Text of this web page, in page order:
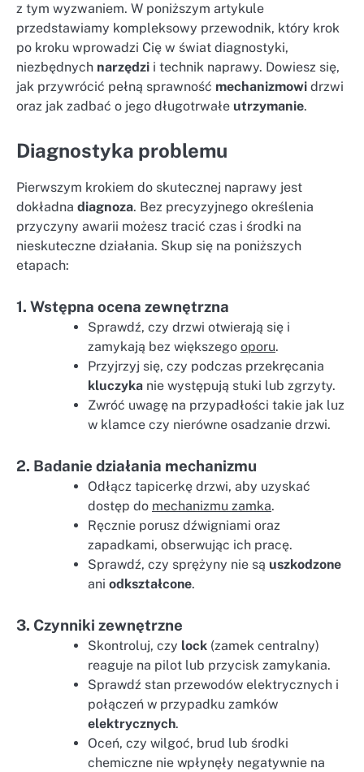
z tym wyzwaniem. W poniższym artykule
przedstawiamy kompleksowy przewodnik, który krok
po kroku wprowadzi Cię w świat diagnostyki,
niezbędnych narzędzi i technik naprawy. Dowiesz się,
jak przywrócić pełną sprawność mechanizmowi drzwi
oraz jak zadbać o jego długotrwałe utrzymanie.
Diagnostyka problemu
Pierwszym krokiem do skutecznej naprawy jest
dokładna diagnoza. Bez precyzyjnego określenia
przyczyny awarii możesz tracić czas i środki na
nieskuteczne działania. Skup się na poniższych
etapach:
1. Wstępna ocena zewnętrzna
Sprawdź, czy drzwi otwierają się i
zamykają bez większego oporu.
Przyjrzyj się, czy podczas przekręcania
kluczyka nie występują stuki lub zgrzyty.
Zwróć uwagę na przypadłości takie jak luz
w klamce czy nierówne osadzanie drzwi.
2. Badanie działania mechanizmu
Odłącz tapicerkę drzwi, aby uzyskać
dostęp do mechanizmu zamka.
Ręcznie porusz dźwigniami oraz
zapadkami, obserwując ich pracę.
Sprawdź, czy sprężyny nie są uszkodzone
ani odkształcone.
3. Czynniki zewnętrzne
Skontroluj, czy lock (zamek centralny)
reaguje na pilot lub przycisk zamykania.
Sprawdź stan przewodów elektrycznych i
połączeń w przypadku zamków
elektrycznych.
Oceń, czy wilgoć, brud lub środki
chemiczne nie wpłynęły negatywnie na